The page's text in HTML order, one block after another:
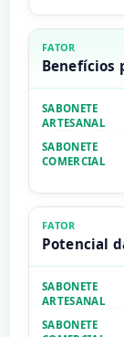
Benefícios
Potencial